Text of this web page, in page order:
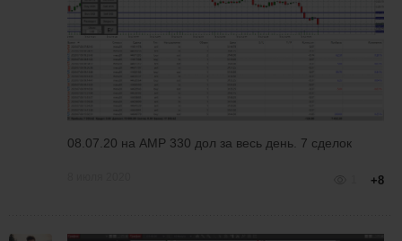
08.07.20 на AMP 330 дол за весь день. 7 сделок
+8